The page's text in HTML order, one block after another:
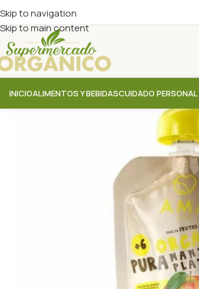
Skip to navigation
Skip to main content
INICIOALIMENTOS Y BEBIDASCUIDADO PERSONAL